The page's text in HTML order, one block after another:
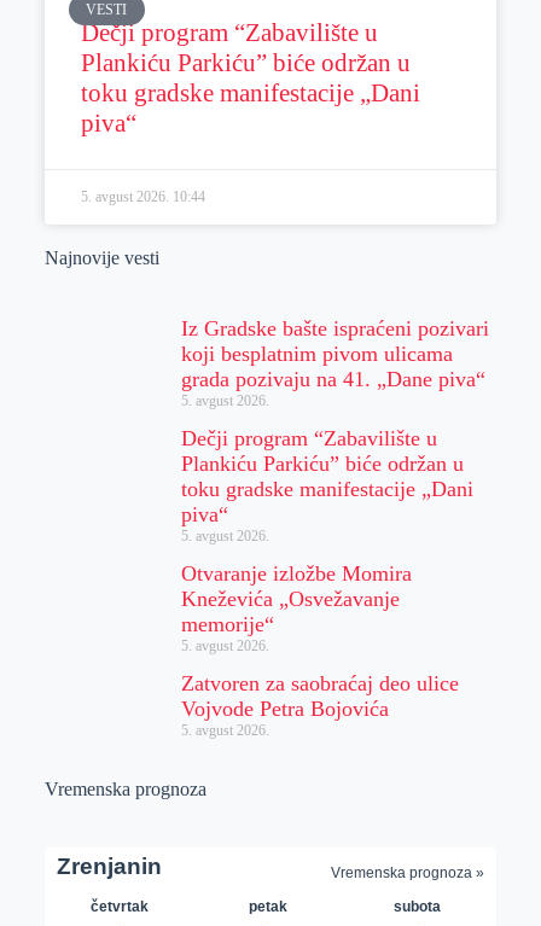
VESTI
Dečji program “Zabavilište u
Plankiću Parkiću” biće održan u
toku gradske manifestacije „Dani
piva“
5. avgust 2026. 10:44
Najnovije vesti
Iz Gradske bašte ispraćeni pozivari
koji besplatnim pivom ulicama
grada pozivaju na 41. „Dane piva“
5. avgust 2026.
Dečji program “Zabavilište u
Plankiću Parkiću” biće održan u
toku gradske manifestacije „Dani
piva“
5. avgust 2026.
Otvaranje izložbe Momira
Kneževića „Osvežavanje
memorije“
5. avgust 2026.
Zatvoren za saobraćaj deo ulice
Vojvode Petra Bojovića
5. avgust 2026.
Vremenska prognoza